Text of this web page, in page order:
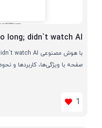
long; didn`t watch AI
صفحه با ویژگی‌ها، کاربردها و
1